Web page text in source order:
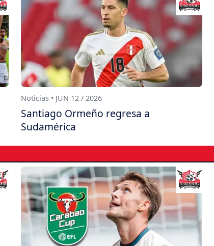
Noticias • JUN 12 / 2026
Santiago Ormeño regresa a
Sudamérica